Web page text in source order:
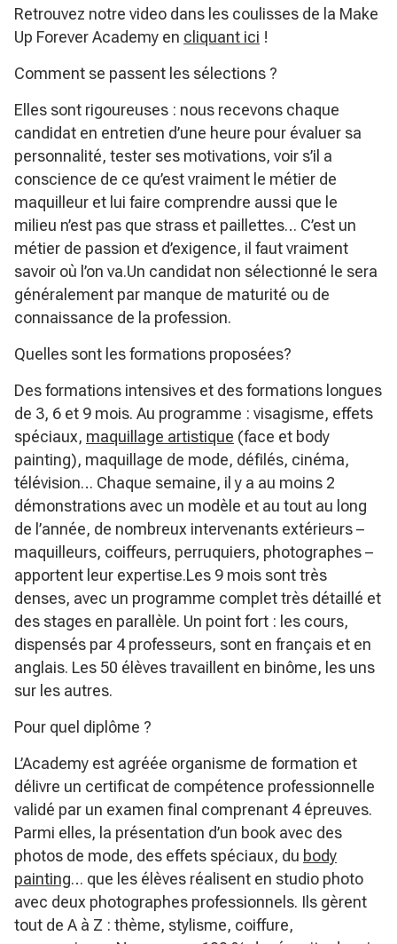
Retrouvez notre video dans les coulisses de la Make
Up Forever Academy en cliquant ici !
Comment se passent les sélections ?
Elles sont rigoureuses : nous recevons chaque
candidat en entretien d’une heure pour évaluer sa
personnalité, tester ses motivations, voir s’il a
conscience de ce qu’est vraiment le métier de
maquilleur et lui faire comprendre aussi que le
milieu n’est pas que strass et paillettes… C’est un
métier de passion et d’exigence, il faut vraiment
savoir où l’on va.Un candidat non sélectionné le sera
généralement par manque de maturité ou de
connaissance de la profession.
Quelles sont les formations proposées?
Des formations intensives et des formations longues
de 3, 6 et 9 mois. Au programme : visagisme, effets
spéciaux, maquillage artistique (face et body
painting), maquillage de mode, défilés, cinéma,
télévision… Chaque semaine, il y a au moins 2
démonstrations avec un modèle et au tout au long
de l’année, de nombreux intervenants extérieurs –
maquilleurs, coiffeurs, perruquiers, photographes –
apportent leur expertise.Les 9 mois sont très
denses, avec un programme complet très détaillé et
des stages en parallèle. Un point fort : les cours,
dispensés par 4 professeurs, sont en français et en
anglais. Les 50 élèves travaillent en binôme, les uns
sur les autres.
Pour quel diplôme ?
L’Academy est agréée organisme de formation et
délivre un certificat de compétence professionnelle
validé par un examen final comprenant 4 épreuves.
Parmi elles, la présentation d’un book avec des
photos de mode, des effets spéciaux, du body
painting… que les élèves réalisent en studio photo
avec deux photographes professionnels. Ils gèrent
tout de A à Z : thème, stylisme, coiffure,